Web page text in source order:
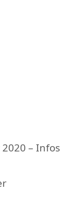
– Infos